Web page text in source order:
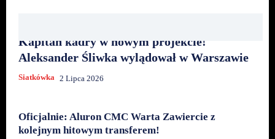
Kapitan kadry w nowym projekcie!
Aleksander Śliwka wylądował w Warszawie
Siatkówka 2 Lipca 2026
Oficjalnie: Aluron CMC Warta Zawiercie z
kolejnym hitowym transferem!